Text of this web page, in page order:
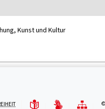
Kunst und Kultur